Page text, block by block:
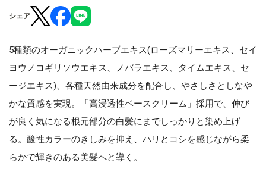
シェア
5種類のオーガニックハーブエキス(ローズマリーエキス、セイ
ヨウノコギリソウエキス、ノバラエキス、タイムエキス、セ
ージエキス)、各種天然由来成分を配合し、やさしさとしなや
かな質感を実現。「高浸透性ベースクリーム」採用で、伸び
が良く気になる根元部分の白髪にまでしっかりと染め上げ
る。酸性カラーのきしみを抑え、ハリとコシを感じながら柔
らかで輝きのある美髪へと導く。